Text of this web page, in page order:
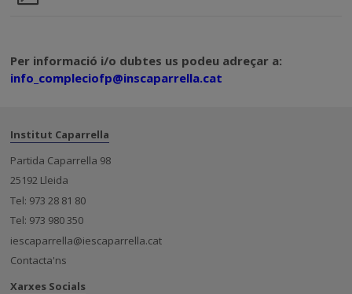
Per informació i/o dubtes us podeu adreçar a:
info_compleciofp@inscaparrella.cat
Institut Caparrella
Partida Caparrella 98
25192 Lleida
Tel: 973 28 81 80
Tel: 973 980 350
iescaparrella@iescaparrella.cat
Contacta'ns
Xarxes Socials